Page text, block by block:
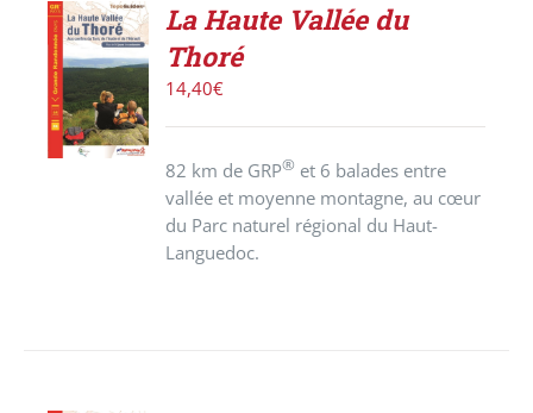
ACHETER
LE
PRODUIT
/
DÉTAILS
La Haute Vallée du
Thoré
14,40€
82 km de GRP® et 6 balades entre
vallée et moyenne montagne, au cœur
du Parc naturel régional du Haut-
Languedoc.